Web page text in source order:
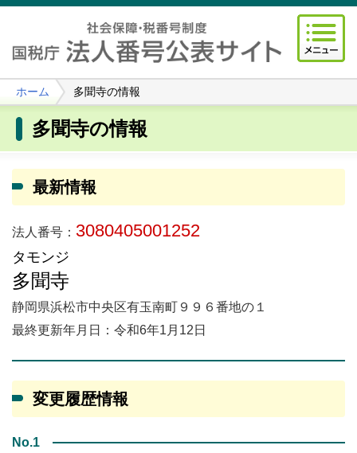
ホーム 多聞寺の情報
多聞寺の情報
最新情報
法人番号： 3080405001252
タモンジ
多聞寺
静岡県浜松市中央区有玉南町９９６番地の１
最終更新年月日：令和6年1月12日
変更履歴情報
No.1